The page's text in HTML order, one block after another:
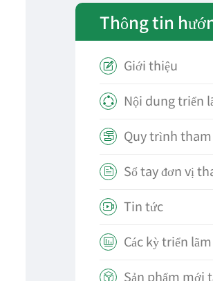
Thông tin
 Giới thiệu
 Nội dung triển
 Quy trình
 Sổ tay đơn vị
 Tin tức
 Các kỳ triển
 Sản phẩm mới